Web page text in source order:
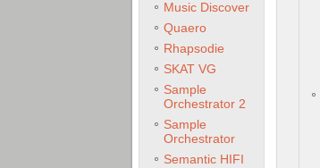
Music Discover
Quaero
Rhapsodie
SKAT VG
Sample
Orchestrator 2
Sample
Orchestrator
Semantic HIFI